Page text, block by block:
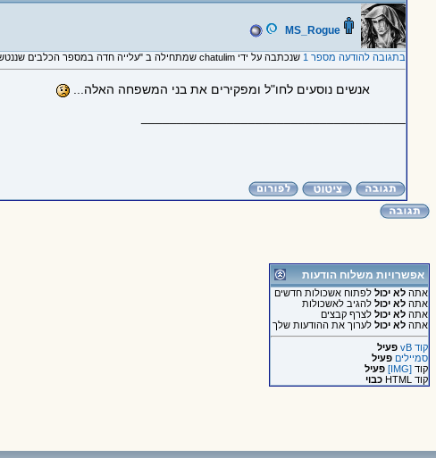
MS_Rogue
בתגובה להודעה מספר 1 שנכתבה על ידי chatulim שמתחילה ב "עלייה חדה במספר הכלבים שננטשו"
אנשים נוסעים לחו"ל ומפקירים את בני המשפחה האלה...
אפשרויות משלוח הודעות
אתה לא יכוללפתוח אשכולות חדשים
אתה לא יכוללהגיב לאשכולות
אתה לא יכוללצרף קבצים
אתה לא יכוללערוך את ההודעות שלך
קוד vB
פעיל
סמיילים פעיל
קוד [IMG]
פעיל
קוד HTML
כבוי